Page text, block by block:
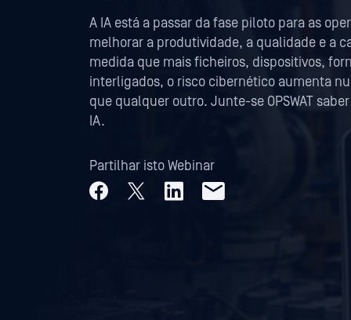
A IA está a passar da fase piloto para as
melhorar a produtividade, a qualidade e a
medida que mais ficheiros, dispositivos,
interligados, o risco cibernético aumenta
que qualquer outro. Junte-se OPSWAT
IA.
Partilhar isto Webinar